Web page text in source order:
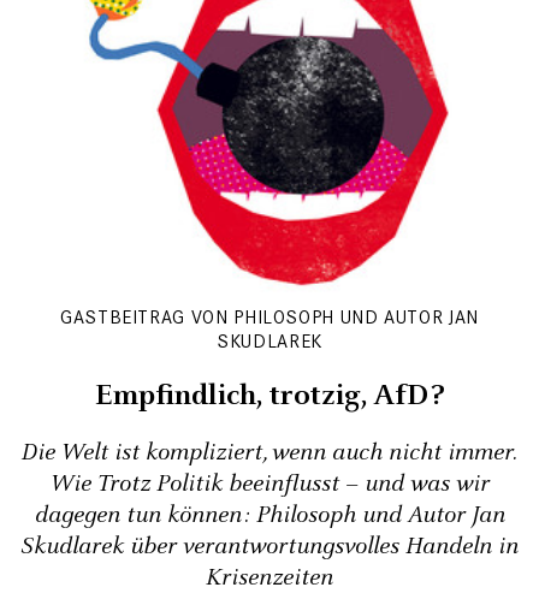
GASTBEITRAG VON PHILOSOPH UND AUTOR JAN
SKUDLAREK
Empfindlich, trotzig, AfD?
Die Welt ist kompliziert, wenn auch nicht immer.
Wie Trotz Politik beeinflusst – und was wir
dagegen tun können: Philosoph und Autor Jan
Skudlarek über verantwortungsvolles Handeln in
Krisenzeiten